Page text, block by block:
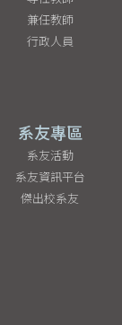
兼任教師
行政人員
系友專區
系友活動
系友資訊平台
傑出校系友